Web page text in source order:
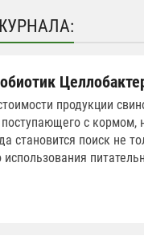
продукции
поступающего с
становится поиск не